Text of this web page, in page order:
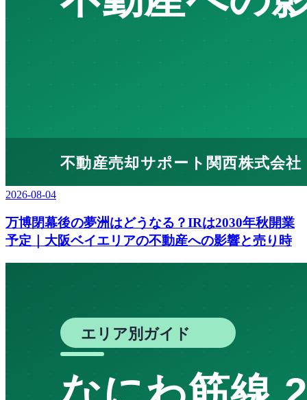
2026-08-04
万博閉幕後の夢洲はどうなる？IRは2030年秋開業
予定｜大阪ベイエリアの不動産への影響と売り時